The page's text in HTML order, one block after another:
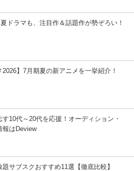
ドラマも、注目作＆話題作が勢ぞろい！
2026】7月期夏の新アニメを一挙紹介！
す10代～20代を応援！オーディション・
報はDeview
サブスクおすすめ11選【徹底比較】